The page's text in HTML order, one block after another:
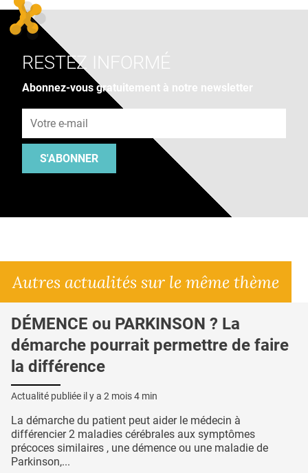
RESTEZ INFORMÉ
Abonnez-vous gratuitement à notre newsletter
S'ABONNER
Autres actualités sur le même thème
DÉMENCE ou PARKINSON ? La
démarche pourrait permettre de faire
la différence
Actualité publiée il y a 2 mois 4 min
La démarche du patient peut aider le médecin à
différencier 2 maladies cérébrales aux symptômes
précoces similaires , une démence ou une maladie de
Parkinson,...